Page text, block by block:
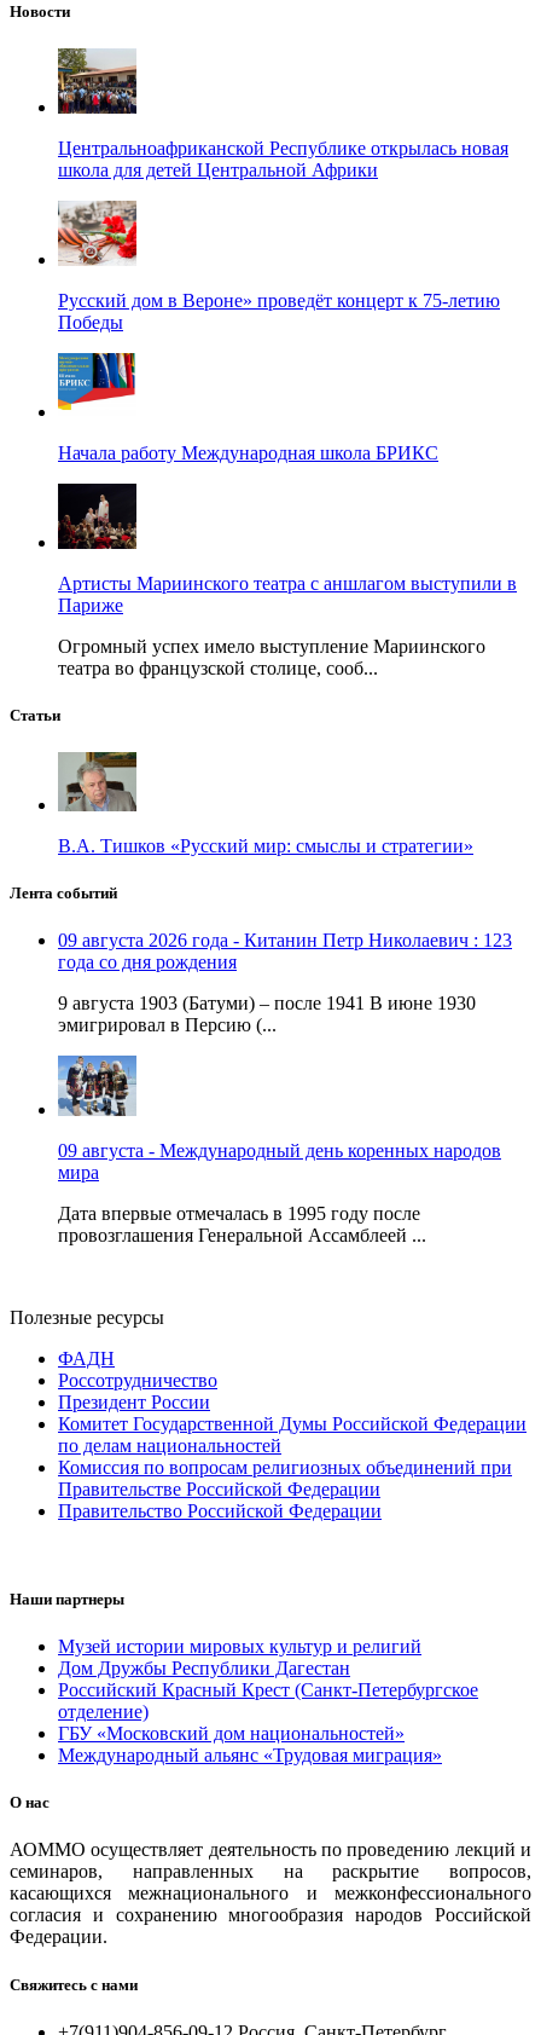
Новости
Центральноафриканской Республике открылась новая
школа для детей Центральной Африки
Русский дом в Вероне» проведёт концерт к 75-летию
Победы
Начала работу Международная школа БРИКС
Артисты Мариинского театра с аншлагом выступили в
Париже
Огромный успех имело выступление Мариинского
театра во французской столице, сооб...
Статьи
В.А. Тишков «Русский мир: смыслы и стратегии»
Лента событий
09 августа 2026 года - Китанин Петр Николаевич : 123
года со дня рождения
9 августа 1903 (Батуми) – после 1941 В июне 1930
эмигрировал в Персию (...
09 августа - Международный день коренных народов
мира
Дата впервые отмечалась в 1995 году после
провозглашения Генеральной Ассамблеей ...
Полезные ресурсы
ФАДН
Россотрудничество
Президент России
Комитет Государственной Думы Российской Федерации
по делам национальностей
Комиссия по вопросам религиозных объединений при
Правительстве Российской Федерации
Правительство Российской Федерации
Наши партнеры
Музей истории мировых культур и религий
Дом Дружбы Республики Дагестан
Российский Красный Крест (Санкт-Петербургское
отделение)
ГБУ «Московский дом национальностей»
Международный альянс «Трудовая миграция»
О нас
АОММО осуществляет деятельность по проведению лекций и
семинаров, направленных на раскрытие вопросов,
касающихся межнационального и межконфессионального
согласия и сохранению многообразия народов Российской
Федерации.
Свяжитесь с нами